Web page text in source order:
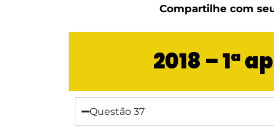
Compartilhe com
2018 – 1ª
Questão 37